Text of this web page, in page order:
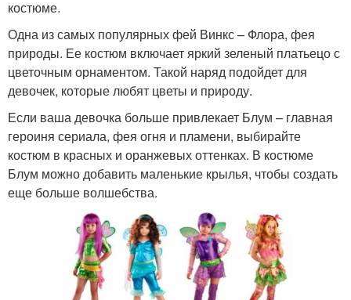
костюме.
Одна из самых популярных фей Винкс – Флора, фея
природы. Ее костюм включает яркий зеленый платьецо с
цветочным орнаментом. Такой наряд подойдет для
девочек, которые любят цветы и природу.
Если ваша девочка больше привлекает Блум – главная
героиня сериала, фея огня и пламени, выбирайте
костюм в красных и оранжевых оттенках. В костюме
Блум можно добавить маленькие крылья, чтобы создать
еще больше волшебства.